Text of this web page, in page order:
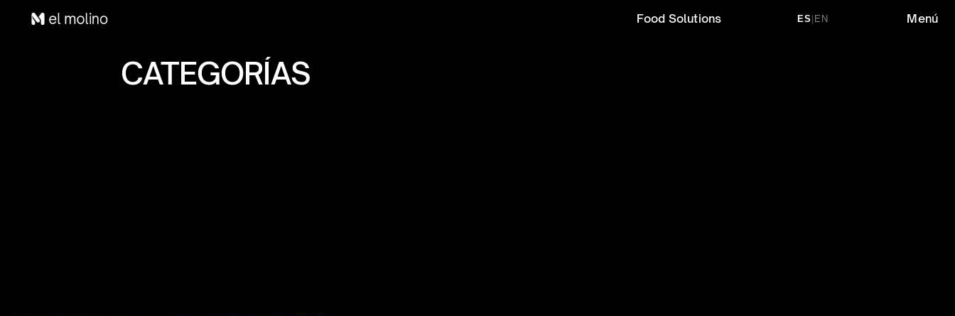
CATEGORÍAS
Food Solutions ES | EN Menú